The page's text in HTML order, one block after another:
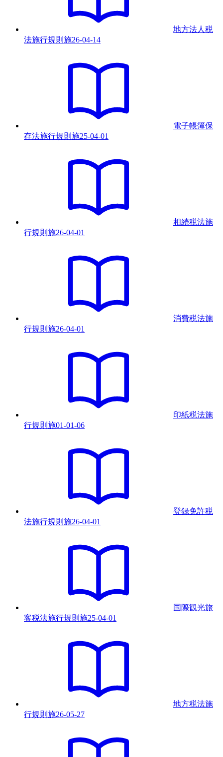
地方法人税
法施行規則 施26-04-14
電子帳簿保
存法施行規則 施25-04-01
相続税法施
行規則 施26-04-01
消費税法施
行規則 施26-04-01
印紙税法施
行規則 施01-01-06
登録免許税
法施行規則 施26-04-01
国際観光旅
客税法施行規則 施25-04-01
地方税法施
行規則 施26-05-27